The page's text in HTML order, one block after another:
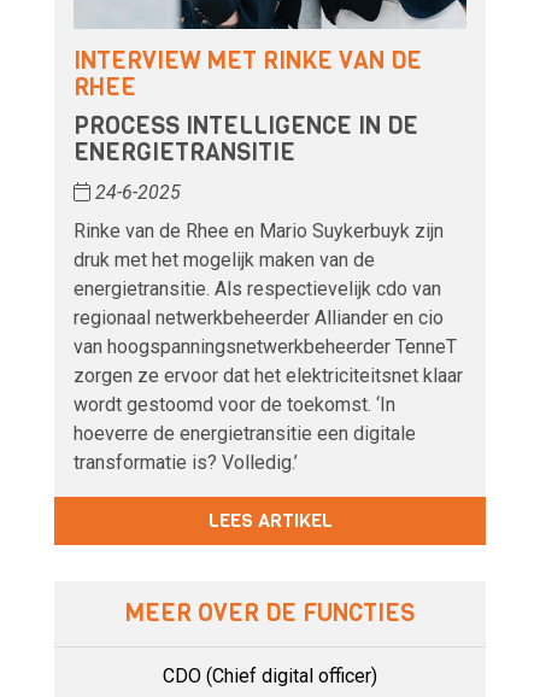
INTERVIEW MET RINKE VAN DE
RHEE
PROCESS INTELLIGENCE IN DE
ENERGIETRANSITIE
24-6-2025
Rinke van de Rhee en Mario Suykerbuyk zijn
druk met het mogelijk maken van de
energietransitie. Als respectievelijk cdo van
regionaal netwerkbeheerder Alliander en cio
van hoogspanningsnetwerkbeheerder TenneT
zorgen ze ervoor dat het elektriciteitsnet klaar
wordt gestoomd voor de toekomst. ‘In
hoeverre de energietransitie een digitale
transformatie is? Volledig.’
LEES ARTIKEL
MEER OVER DE FUNCTIES
CDO (Chief digital officer)